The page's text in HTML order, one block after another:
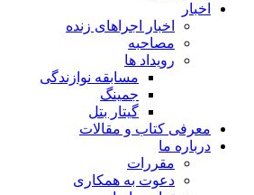
اخبار
اخبار اجراهای زنده
مصاحبه
رویداد ها
مسابقه نوازندگی
جمینگ
گیتار بتل
معرفی کتاب و مقالات
درباره ما
مقررات
دعوت به همکاری